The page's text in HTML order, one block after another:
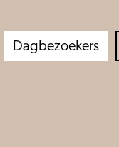
Dagbezoekers